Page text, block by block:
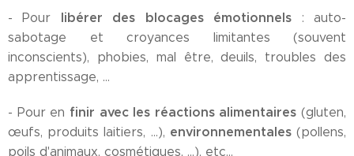
- Pour libérer des blocages émotionnels : auto-
sabotage et croyances limitantes (souvent
inconscients), phobies, mal être, deuils, troubles des
apprentissage, ...
- Pour en finir avec les réactions alimentaires (gluten,
œufs, produits laitiers, ...), environnementales(pollens,
poils d'animaux, cosmétiques, ...), etc...